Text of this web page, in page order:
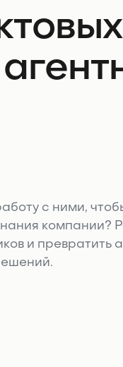
с ними,
компании?
и превратить